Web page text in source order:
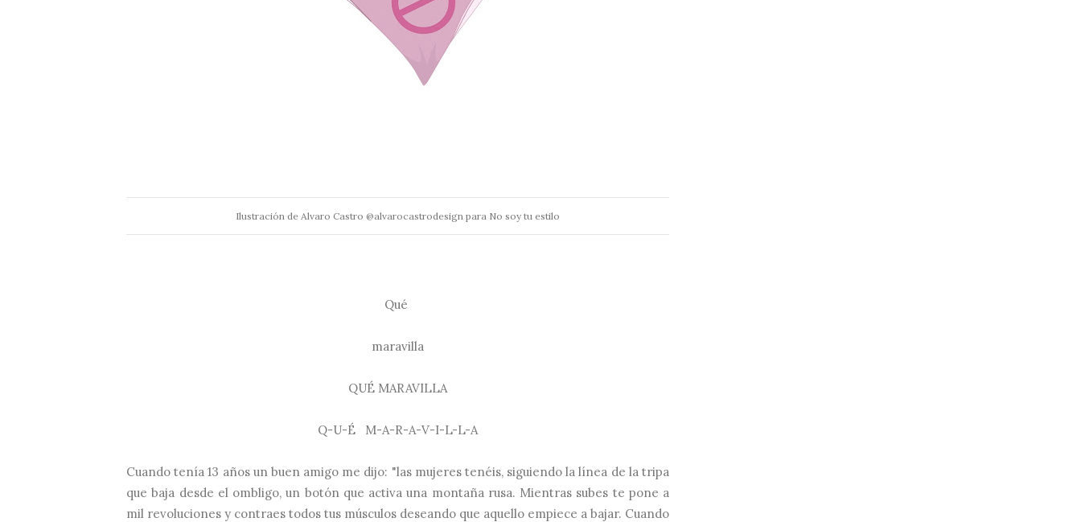
Ilustración de Alvaro Castro @alvarocastrodesign para No soy tu estilo
Qué
maravilla
QUÉ MARAVILLA
Q-U-É M-A-R-A-V-I-L-L-A
Cuando tenía 13 años un buen amigo me dijo: "las mujeres tenéis, siguiendo la línea de la tripa
que baja desde el ombligo, un botón que activa una montaña rusa. Mientras subes te pone a
mil revoluciones y contraes todos tus músculos deseando que aquello empiece a bajar. Cuando